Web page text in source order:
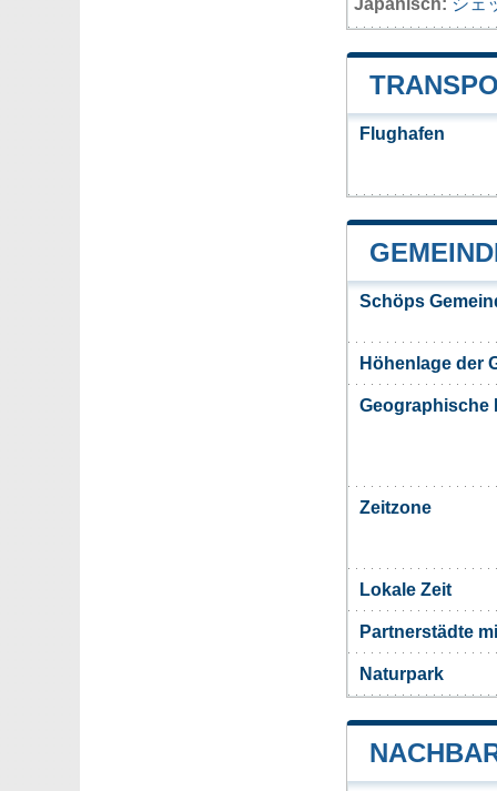
Japanisch: シェ
Flughafen
Schöps
Höhenlage der
Geographische
Zeitzone
Lokale Zeit
Partnerstädte
Naturpark